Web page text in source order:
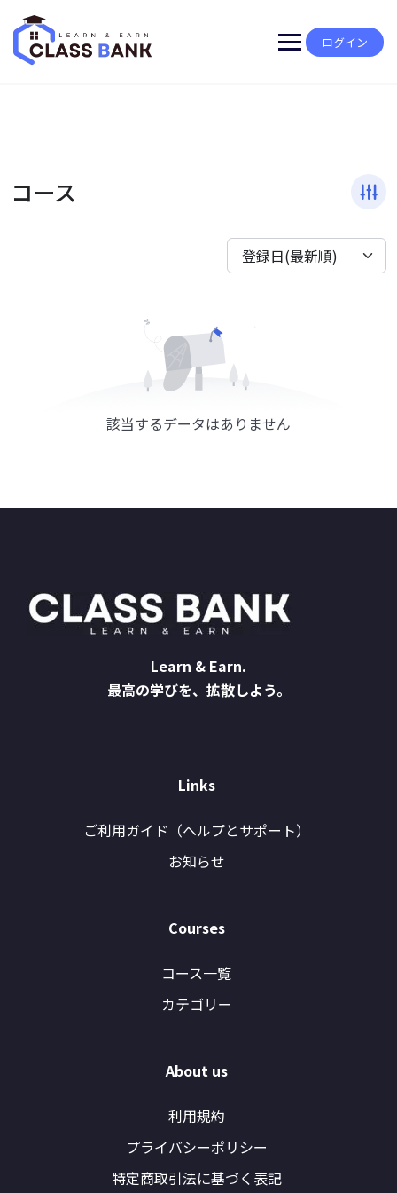
content
ログイン
コース
登録日(最新順)
該当するデータはありません
Learn & Earn.
最高の学びを、拡散しよう。
Links
ご利用ガイド（ヘルプとサポート）
お知らせ
Courses
コース一覧
カテゴリー
About us
利用規約
プライバシーポリシー
特定商取引法に基づく表記